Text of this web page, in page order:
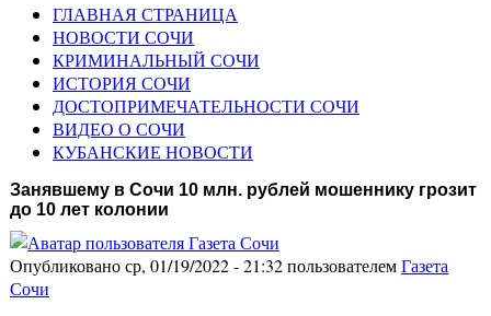
ГЛАВНАЯ СТРАНИЦА
НОВОСТИ СОЧИ
КРИМИНАЛЬНЫЙ СОЧИ
ИСТОРИЯ СОЧИ
ДОСТОПРИМЕЧАТЕЛЬНОСТИ СОЧИ
ВИДЕО О СОЧИ
КУБАНСКИЕ НОВОСТИ
Занявшему в Сочи 10 млн. рублей мошеннику грозит
до 10 лет колонии
Опубликовано ср, 01/19/2022 - 21:32 пользователемГазета
Сочи